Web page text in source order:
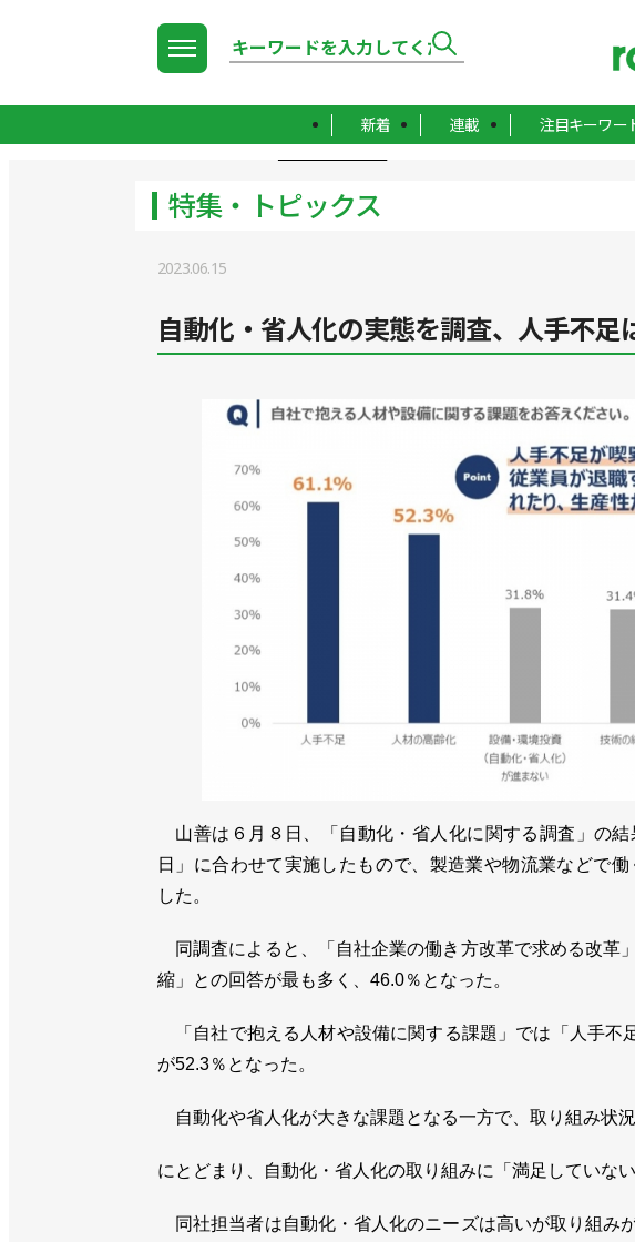
新着 連載 注目キーワー
特集・トピックス
2023.06.15
自動化・省人化の実態を調査、人手不足
山善は６月８日、「自動化・省人化に関する調査」の
日」に合わせて実施したもので、製造業や物流業などで
した。
同調査によると、「自社企業の働き方改革で求める改革
縮」との回答が最も多く、46.0％となった。
「自社で抱える人材や設備に関する課題」では「人手不
が52.3％となった。
自動化や省人化が大きな課題となる一方で、取り組み状
にとどまり、自動化・省人化の取り組みに「満足していな
同社担当者は自動化・省人化のニーズは高いが取り組み